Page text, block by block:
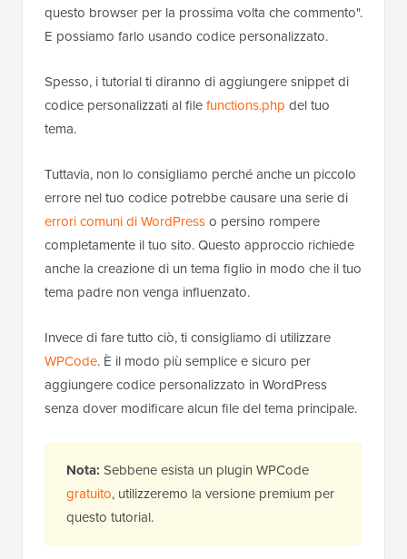
questo browser per la prossima volta che commento".
E possiamo farlo usando codice personalizzato.
Spesso, i tutorial ti diranno di aggiungere snippet di
codice personalizzati al filefunctions.php del tuo
tema.
Tuttavia, non lo consigliamo perché anche un piccolo
errore nel tuo codice potrebbe causare una serie di
errori comuni di WordPresso persino rompere
completamente il tuo sito. Questo approccio richiede
anche la creazione di un tema figlio in modo che il tuo
tema padre non venga influenzato.
Invece di fare tutto ciò, ti consigliamo di utilizzare
WPCode. È il modo più semplice e sicuro per
aggiungere codice personalizzato in WordPress
senza dover modificare alcun file del tema principale.
Nota: Sebbene esista un plugin WPCode
gratuito, utilizzeremo la versione premium per
questo tutorial.